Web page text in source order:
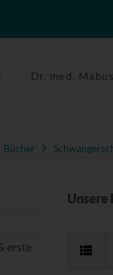
Dr. med.
Bücher
erste
Unsere